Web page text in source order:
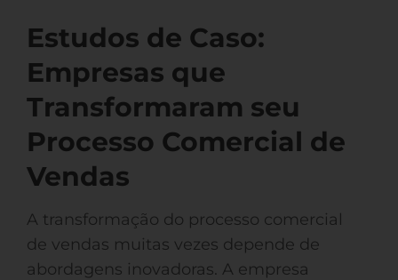
Estudos de Caso:
Empresas que
Transformaram seu
Processo Comercial de
Vendas
A transformação do processo comercial
de vendas muitas vezes depende de
abordagens inovadoras. A empresa